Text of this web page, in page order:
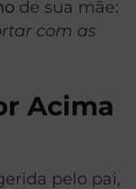
de sua mãe:
com as
Acima
pelo pai,